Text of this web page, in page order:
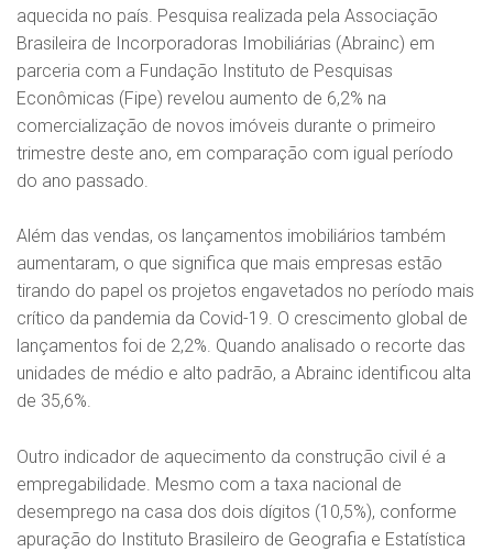
aquecida no país. Pesquisa realizada pela Associação
Brasileira de Incorporadoras Imobiliárias (Abrainc) em
parceria com a Fundação Instituto de Pesquisas
Econômicas (Fipe) revelou aumento de 6,2% na
comercialização de novos imóveis durante o primeiro
trimestre deste ano, em comparação com igual período
do ano passado.
Além das vendas, os lançamentos imobiliários também
aumentaram, o que significa que mais empresas estão
tirando do papel os projetos engavetados no período mais
crítico da pandemia da Covid-19. O crescimento global de
lançamentos foi de 2,2%. Quando analisado o recorte das
unidades de médio e alto padrão, a Abrainc identificou alta
de 35,6%.
Outro indicador de aquecimento da construção civil é a
empregabilidade. Mesmo com a taxa nacional de
desemprego na casa dos dois dígitos (10,5%), conforme
apuração do Instituto Brasileiro de Geografia e Estatística